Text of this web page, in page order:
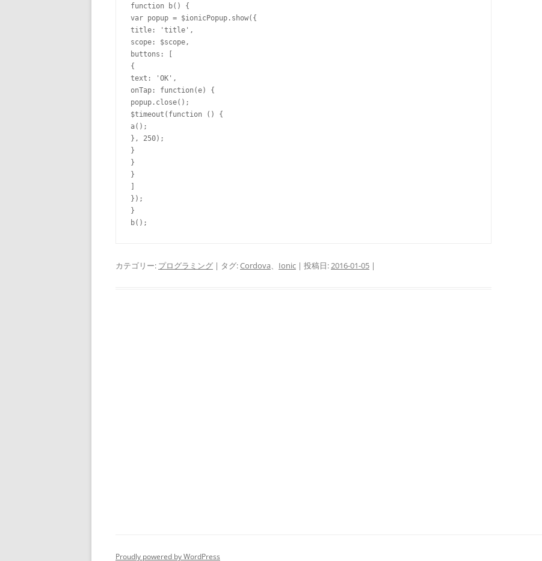
function b() {
var popup = $ionicPopup.show( {
title:
'title' ,
scope: $scope,
buttons:
{
text:
'OK' ,
onTap: function(e) {
popup.close();
$timeout( function () {
}
}
}
}
}
}
カテゴリー: プログラミング | タグ:Cordova、 Ionic | 投稿日:2016-01-05 |
Proudly powered by WordPress